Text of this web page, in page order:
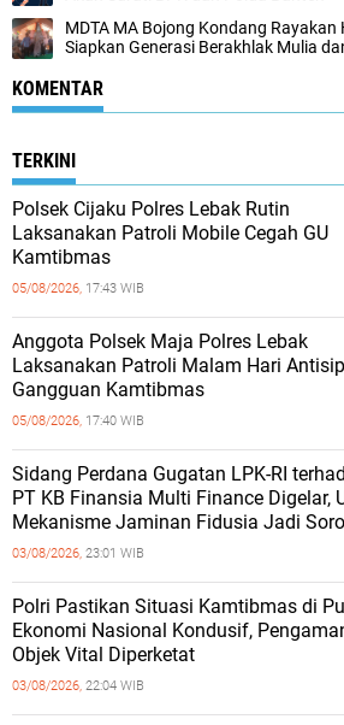
MDTA MA Bojong Kondang
Siapkan Generasi Berakhlak Mulia
KOMENTAR
TERKINI
Polsek Cijaku Polres Lebak Rutin
Laksanakan Patroli Mobile Cegah GU
Kamtibmas
05/08/2026, 17:43 WIB
Anggota Polsek Maja Polres Lebak
Laksanakan Patroli Malam Hari
Gangguan Kamtibmas
05/08/2026, 17:40 WIB
Sidang Perdana Gugatan LPK-RI
PT KB Finansia Multi Finance Digelar,
Mekanisme Jaminan Fidusia Jadi
03/08/2026, 23:01 WIB
‎Polri Pastikan Situasi Kamtibmas di
Ekonomi Nasional Kondusif,
Objek Vital Diperketat
03/08/2026, 22:04 WIB